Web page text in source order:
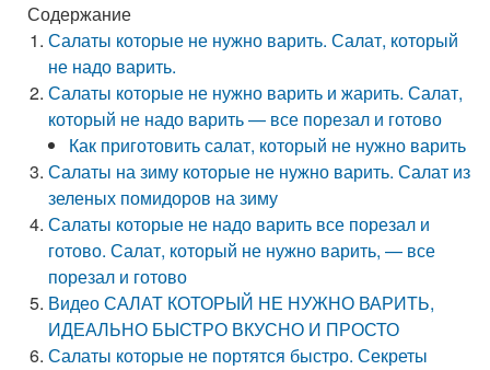
Содержание
Салаты которые не нужно варить. Салат, который
не надо варить.
Салаты которые не нужно варить и жарить. Салат,
который не надо варить — все порезал и готово
Как приготовить салат, который не нужно варить
Салаты на зиму которые не нужно варить. Салат из
зеленых помидоров на зиму
Салаты которые не надо варить все порезал и
готово. Салат, который не нужно варить, — все
порезал и готово
Видео САЛАТ КОТОРЫЙ НЕ НУЖНО ВАРИТЬ,
ИДЕАЛЬНО БЫСТРО ВКУСНО И ПРОСТО
Салаты которые не портятся быстро. Секреты